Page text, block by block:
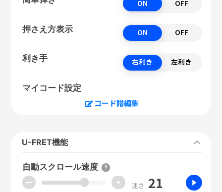
ON OFF
押さえ方表示 ON OFF
利き手 右利き 左利き
マイコード設定
コード譜編集
U-FRET機能
自動スクロール速度
ー + 速さ 21